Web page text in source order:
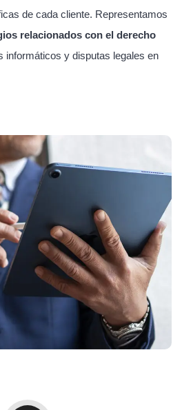
de cada cliente. Representamos
relacionados con el derecho
informáticos y disputas legales en